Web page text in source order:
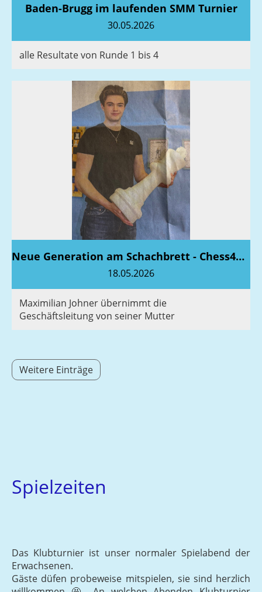
Baden-Brugg im laufenden SMM Turnier
30.05.2026
alle Resultate von Runde 1 bis 4
Neue Generation am Schachbrett - Chess4Kids
18.05.2026
Maximilian Johner übernimmt die
Geschäftsleitung von seiner Mutter
Weitere Einträge
Spielzeiten
Das Klubturnier ist unser normaler Spielabend der
Erwachsenen.
Gäste düfen probeweise mitspielen, sie sind herzlich